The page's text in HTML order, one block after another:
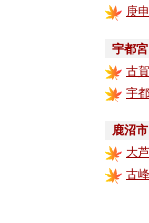
庚
宇都宮
古
宇
鹿沼市
大
古